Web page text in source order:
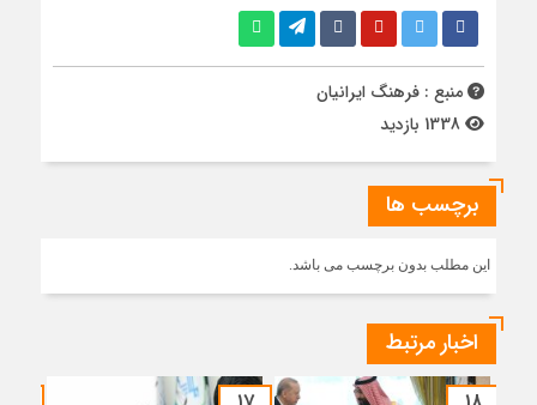
منبع : فرهنگ ایرانیان
برچسب ها
این مطلب بدون برچسب می باشد.
اخبار مرتبط